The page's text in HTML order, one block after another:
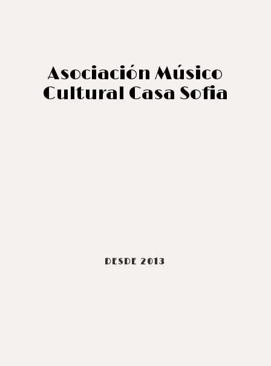
Asociación Músico
Cultural Casa Sofia
DESDE 2013